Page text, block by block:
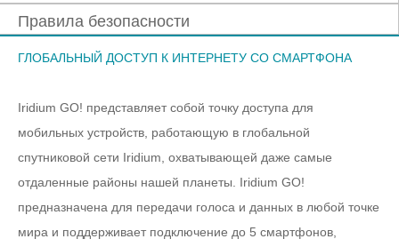
Правила безопасности
ГЛОБАЛЬНЫЙ ДОСТУП К ИНТЕРНЕТУ СО СМАРТФОНА
Iridium GO! представляет собой точку доступа для
мобильных устройств, работающую в глобальной
спутниковой сети Iridium, охватывающей даже самые
отдаленные районы нашей планеты. Iridium GO!
предназначена для передачи голоса и данных в любой точке
мира и поддерживает подключение до 5 смартфонов,